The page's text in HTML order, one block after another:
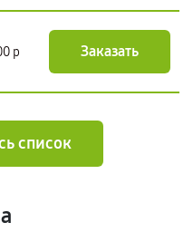
р Заказать
список